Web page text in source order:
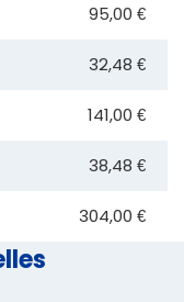
95,00 €
32,48 €
141,00 €
38,48 €
304,00 €